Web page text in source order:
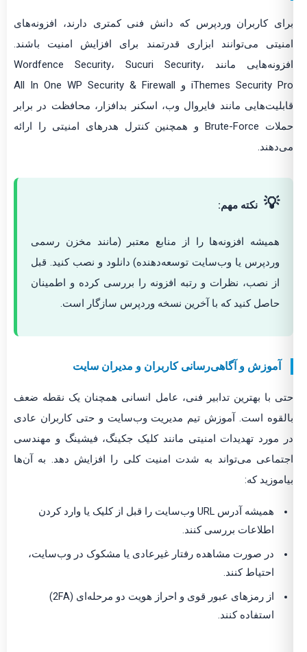
کاربران وردپرس که دانش فنی کمتری دارند، افزونه‌های
می‌توانند ابزاری قدرتمند برای افزایش امنیت باشند.
افزونه‌هایی مانند Wordfence Security، Sucuri Security،
iThemes Security Pro و All In One WP Security & Firewall
مانند فایروال وب، اسکنر بدافزار، محافظت در برابر
حملات Brute-Force و همچنین کنترل هدرهای امنیتی را ارائه
نکته مهم:
همیشه افزونه‌ها را از منابع معتبر (مانند مخزن رسمی
وردپرس یا وب‌سایت توسعه‌دهنده) دانلود و نصب کنید. قبل
از نصب، نظرات و رتبه افزونه را بررسی کرده و اطمینان
حاصل کنید که با آخرین نسخه وردپرس سازگار است.
آموزش و آگاهی‌رسانی کاربران و مدیران سایت
با بهترین تدابیر فنی، عامل انسانی همچنان یک نقطه ضعف
است. آموزش تیم مدیریت وب‌سایت و حتی کاربران عادی
مورد تهدیدات امنیتی مانند کلیک جکینگ، فیشینگ و مهندسی
می‌تواند به شدت امنیت کلی را افزایش دهد. به آن‌ها
که:
همیشه آدرس URL وب‌سایت را قبل از کلیک یا وارد کردن
اطلاعات بررسی کنند.
در صورت مشاهده رفتار غیرعادی یا مشکوک در وب‌سایت،
احتیاط کنند.
از رمزهای عبور قوی و احراز هویت دو مرحله‌ای (2FA)
استفاده کنند.